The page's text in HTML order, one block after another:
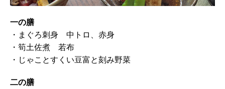
一の膳
・まぐろ刺身 中トロ、赤身
・筍土佐煮 若布
・じゃことすくい豆富と刻み野菜
二の膳